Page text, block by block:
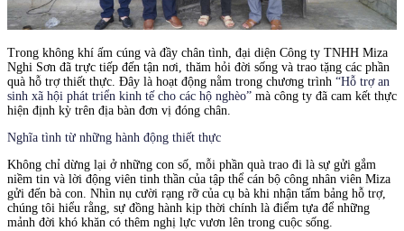
Trong không khí ấm cúng và đầy chân tình, đại diện Công ty TNHH Miza
Nghi Sơn đã trực tiếp đến tận nơi, thăm hỏi đời sống và trao tặng các phần
quà hỗ trợ thiết thực. Đây là hoạt động nằm trong chương trình “Hỗ trợ an
sinh xã hội phát triển kinh tế cho các hộ nghèo” mà công ty đã cam kết thực
hiện định kỳ trên địa bàn đơn vị đóng chân.
Nghĩa tình từ những hành động thiết thực
Không chỉ dừng lại ở những con số, mỗi phần quà trao đi là sự gửi gắm
niềm tin và lời động viên tinh thần của tập thể cán bộ công nhân viên Miza
gửi đến bà con. Nhìn nụ cười rạng rỡ của cụ bà khi nhận tấm bảng hỗ trợ,
chúng tôi hiểu rằng, sự đồng hành kịp thời chính là điểm tựa để những
mảnh đời khó khăn có thêm nghị lực vươn lên trong cuộc sống.